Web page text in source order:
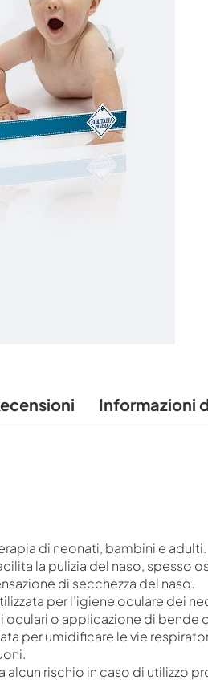
di neonati, bambini e adulti.
la pulizia del naso, spesso
di secchezza del naso.
per l’igiene oculare dei
o applicazione di bende
per umidificare le vie
alcun rischio in caso di utilizzo
Informazioni